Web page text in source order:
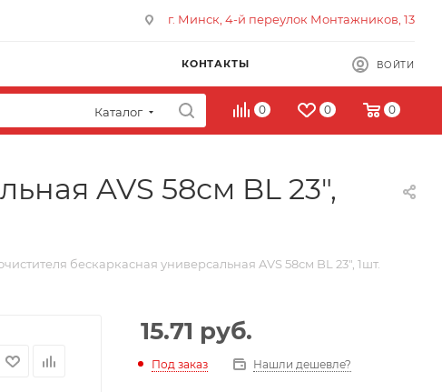
г. Минск, 4-й переулок Монтажников, 13
КОНТАКТЫ ВОЙТИ
Каталог 0 0 0
AVS 58см BL 23",
бескаркасная универсальная AVS 58см BL 23", 1шт.
15.71 руб.
Под заказ Нашли дешевле?